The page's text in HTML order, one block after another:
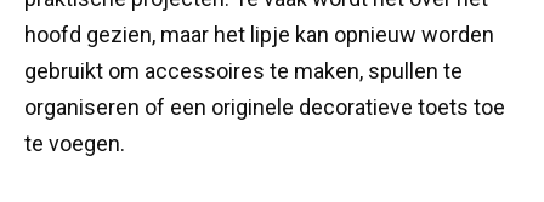
hoofd gezien, maar het lipje kan opnieuw worden
gebruikt om accessoires te maken, spullen te
organiseren of een originele decoratieve toets toe
te voegen.